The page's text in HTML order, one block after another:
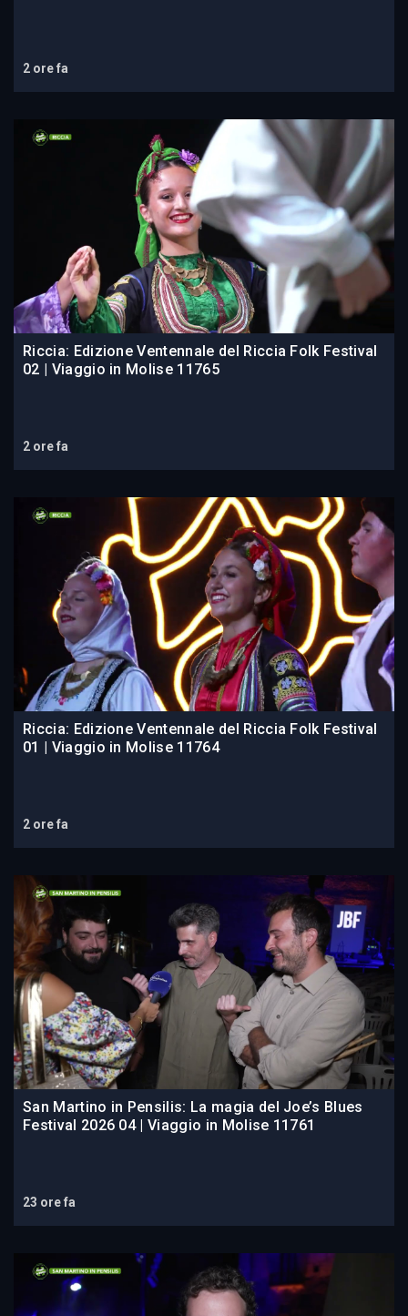
2 ore fa
Riccia: Edizione Ventennale del Riccia Folk Festival
02 | Viaggio in Molise 11765
2 ore fa
Riccia: Edizione Ventennale del Riccia Folk Festival
01 | Viaggio in Molise 11764
2 ore fa
San Martino in Pensilis: La magia del Joe’s Blues
Festival 2026 04 | Viaggio in Molise 11761
23 ore fa